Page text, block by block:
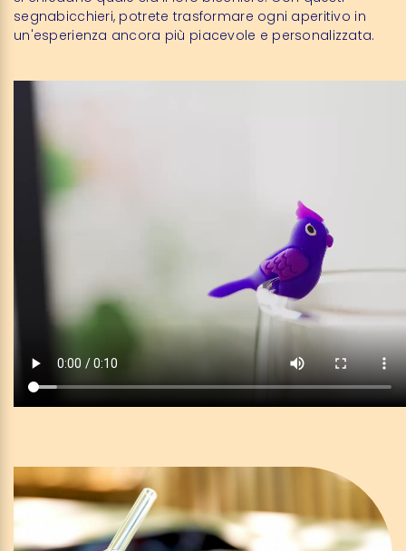
segnabicchieri, potrete trasformare ogni aperitivo in
un'esperienza ancora più piacevole e personalizzata.